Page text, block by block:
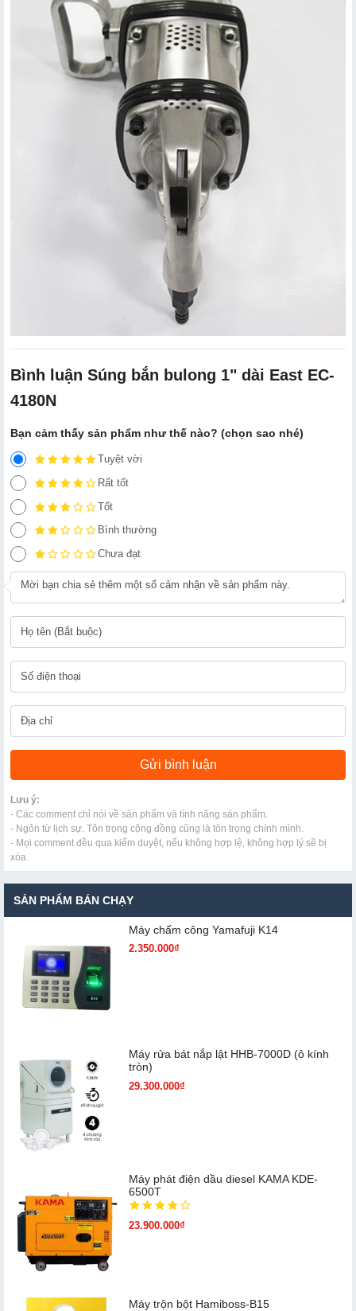
Bình luận Súng bắn bulong 1" dài East EC-
4180N
Bạn cảm thấy sản phẩm như thế nào? (chọn sao nhé)
Tuyệt vời
Rất tốt
Tốt
Bình thường
Chưa đạt
Lưu ý:
- Các comment chỉ nói về sản phẩm và tính năng sản phẩm.
- Ngôn từ lịch sự. Tôn trọng cộng đồng cũng là tôn trọng chính mình.
- Mọi comment đều qua kiểm duyệt, nếu không hợp lệ, không hợp lý sẽ bị
xóa.
SẢN PHẨM BÁN CHẠY
Máy chấm cô​ng Yamafuji K14
2.350.000₫
Máy rửa bát nắp lật HHB-7000D (ô kính
tròn)
29.300.000₫
Máy phát điện dầu diesel KAMA KDE-
6500T
23.900.000₫
Máy trộn bột Hamiboss-B15